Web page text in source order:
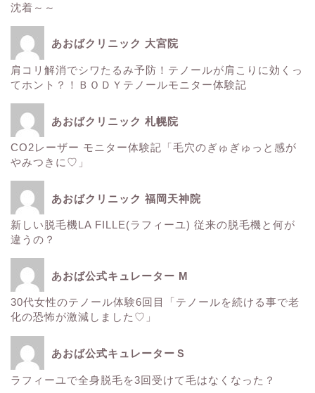
沈着～～
あおばクリニック 大宮院
肩コリ解消でシワたるみ予防！テノールが肩こりに効くっ
てホント？！ＢＯＤＹテノールモニター体験記
あおばクリニック 札幌院
CO2レーザー モニター体験記「毛穴のぎゅぎゅっと感が
やみつきに♡」
あおばクリニック 福岡天神院
新しい脱毛機LA FILLE(ラフィーユ) 従来の脱毛機と何が
違うの？
あおば公式キュレーター M
30代女性のテノール体験6回目「テノールを続ける事で老
化の恐怖が激減しました♡」
あおば公式キュレーターＳ
ラフィーユで全身脱毛を3回受けて毛はなくなった？
肌
ウルトラアクセント
サーマクール
レーザートーニング
ＳＲＳマスク